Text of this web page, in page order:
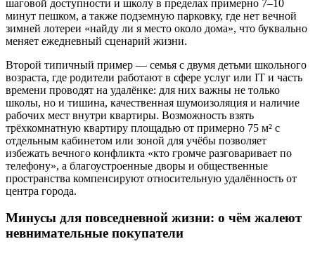
шаговой доступности и школу в пределах примерно 7–10
минут пешком, а также подземную парковку, где нет вечной
зимней лотереи «найду ли я место около дома», что буквально
меняет ежедневный сценарий жизни.
Второй типичный пример — семья с двумя детьми школьного
возраста, где родители работают в сфере услуг или IT и часть
времени проводят на удалёнке: для них важны не только
школы, но и тишина, качественная шумоизоляция и наличие
рабочих мест внутри квартиры. Возможность взять
трёхкомнатную квартиру площадью от примерно 75 м² с
отдельным кабинетом или зоной для учёбы позволяет
избежать вечного конфликта «кто громче разговаривает по
телефону», а благоустроенные дворы и общественные
пространства компенсируют относительную удалённость от
центра города.
Минусы для повседневной жизни: о чём жалеют
невнимательные покупатели